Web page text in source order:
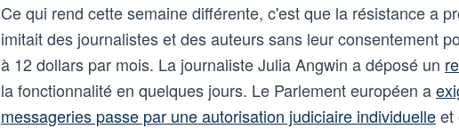
Ce qui rend cette semaine différente, c'est que la résistance a
imitait des journalistes et des auteurs sans leur consentement
à 12 dollars par mois. La journaliste Julia Angwin a déposé un
la fonctionnalité en quelques jours. Le Parlement européen a
messageries passe par une autorisation judiciaire individuelleet